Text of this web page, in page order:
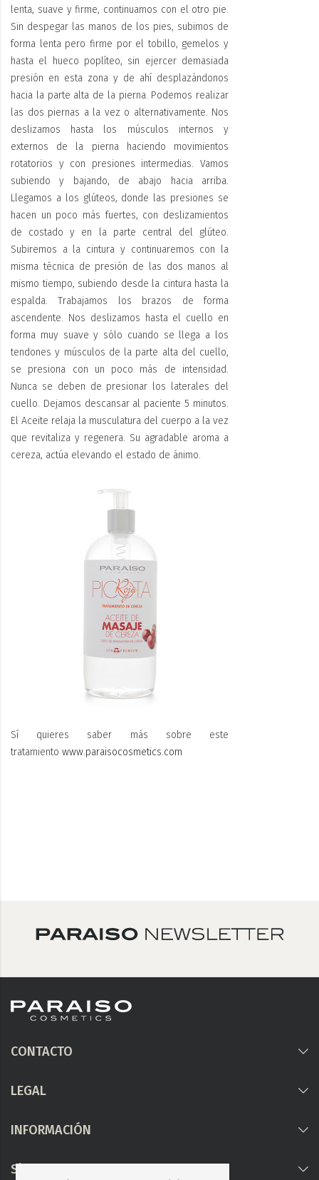
lenta, suave y firme, continuamos con el otro pie.
Sin despegar las manos de los pies, subimos de
forma lenta pero firme por el tobillo, gemelos y
hasta el hueco poplíteo, sin ejercer demasiada
presión en esta zona y de ahí desplazándonos
hacia la parte alta de la pierna. Podemos realizar
las dos piernas a la vez o alternativamente. Nos
deslizamos hasta los músculos internos y
externos de la pierna haciendo movimientos
rotatorios y con presiones intermedias. Vamos
subiendo y bajando, de abajo hacia arriba.
Llegamos a los glúteos, donde las presiones se
hacen un poco más fuertes, con deslizamientos
de costado y en la parte central del glúteo.
Subiremos a la cintura y continuaremos con la
misma técnica de presión de las dos manos al
mismo tiempo, subiendo desde la cintura hasta la
espalda. Trabajamos los brazos de forma
ascendente. Nos deslizamos hasta el cuello en
forma muy suave y sólo cuando se llega a los
tendones y músculos de la parte alta del cuello,
se presiona con un poco más de intensidad.
Nunca se deben de presionar los laterales del
cuello. Dejamos descansar al paciente 5 minutos.
El Aceite relaja la musculatura del cuerpo a la vez
que revitaliza y regenera. Su agradable aroma a
cereza, actúa elevando el estado de ánimo.
Sí quieres saber más sobre este
tratamiento www.paraisocosmetics.com
CONTACTO
LEGAL
INFORMACIÓN
Síguenos